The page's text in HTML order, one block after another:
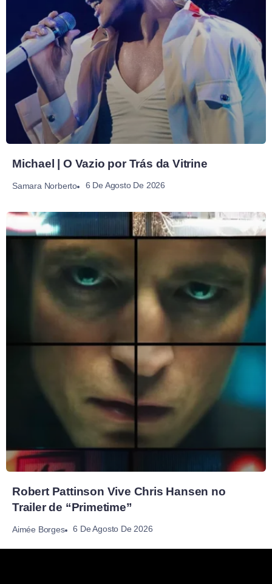
Michael | O Vazio por Trás da Vitrine
Samara Norberto 6 De Agosto De 2026
Robert Pattinson Vive Chris Hansen no
Trailer de “Primetime”
Aimée Borges 6 De Agosto De 2026